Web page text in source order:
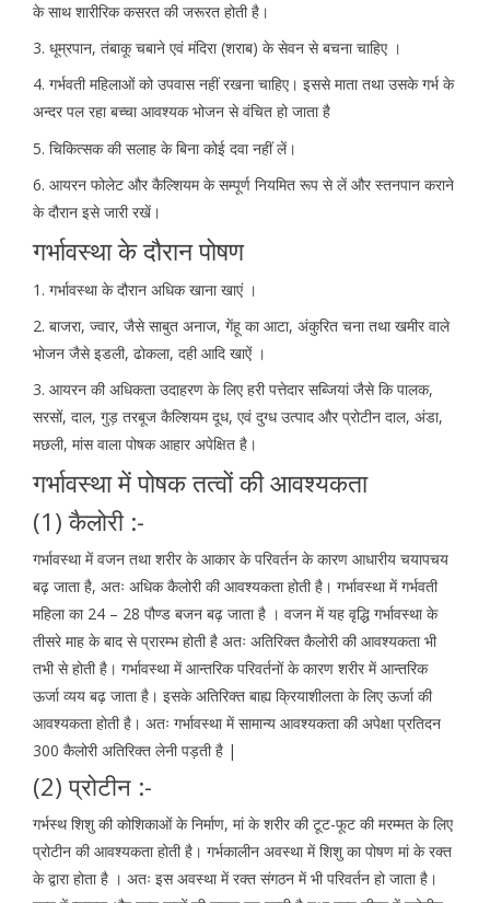
के साथ शारीरिक कसरत की जरूरत होती है।
3. धूम्रपान, तंबाकू चबाने एवं मंदिरा (शराब) के सेवन से बचना चाहिए ।
4. गर्भवती महिलाओं को उपवास नहीं रखना चाहिए। इससे माता तथा उसके गर्भ के
अन्दर पल रहा बच्चा आवश्यक भोजन से वंचित हो जाता है
5. चिकित्सक की सलाह के बिना कोई दवा नहीं लें।
6. आयरन फोलेट और कैल्शियम के सम्पूर्ण नियमित रूप से लें और स्तनपान कराने
के दौरान इसे जारी रखें।
गर्भावस्था के दौरान पोषण
1. गर्भावस्था के दौरान अधिक खाना खाएं ।
2. बाजरा, ज्वार, जैसे साबुत अनाज, गेंहू का आटा, अंकुरित चना तथा खमीर वाले
भोजन जैसे इडली, ढोकला, दही आदि खाऐं ।
3. आयरन की अधिकता उदाहरण के लिए हरी पत्तेदार सब्जियां जैसे कि पालक,
सरसों, दाल, गुड़ तरबूज कैल्शियम दूध, एवं दुग्ध उत्पाद और प्रोटीन दाल, अंडा,
मछली, मांस वाला पोषक आहार अपेक्षित है।
गर्भावस्था में पोषक तत्वों की आवश्यकता
(1) कैलोरी :-
गर्भावस्था में वजन तथा शरीर के आकार के परिवर्तन के कारण आधारीय चयापचय
बढ़ जाता है, अतः अधिक कैलोरी की आवश्यकता होती है। गर्भावस्था में गर्भवती
महिला का 24 – 28 पौण्ड बजन बढ़ जाता है । वजन में यह वृद्धि गर्भावस्था के
तीसरे माह के बाद से प्रारम्भ होती है अतः अतिरिक्त कैलोरी की आवश्यकता भी
तभी से होती है। गर्भावस्था में आन्तरिक परिवर्तनों के कारण शरीर में आन्तरिक
ऊर्जा व्यय बढ़ जाता है। इसके अतिरिक्त बाह्य क्रियाशीलता के लिए ऊर्जा की
आवश्यकता होती है। अतः गर्भावस्था में सामान्य आवश्यकता की अपेक्षा प्रतिदन
300 कैलोरी अतिरिक्त लेनी पड़ती है |
(2) प्रोटीन :-
गर्भस्थ शिशु की कोशिकाओं के निर्माण, मां के शरीर की टूट-फूट की मरम्मत के लिए
प्रोटीन की आवश्यकता होती है। गर्भकालीन अवस्था में शिशु का पोषण मां के रक्त
के द्वारा होता है । अतः इस अवस्था में रक्त संगठन में भी परिवर्तन हो जाता है।